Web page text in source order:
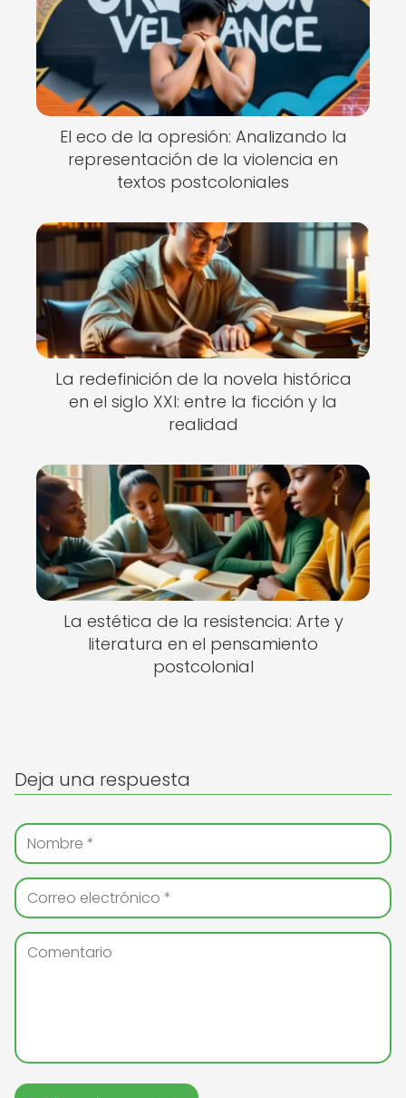
El eco de la opresión: Analizando la
representación de la violencia en
textos postcoloniales
La redefinición de la novela histórica
en el siglo XXI: entre la ficción y la
realidad
La estética de la resistencia: Arte y
literatura en el pensamiento
postcolonial
Deja una respuesta